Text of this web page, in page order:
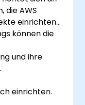
die AWS
einrichten
können die
und ihre
einrichten.